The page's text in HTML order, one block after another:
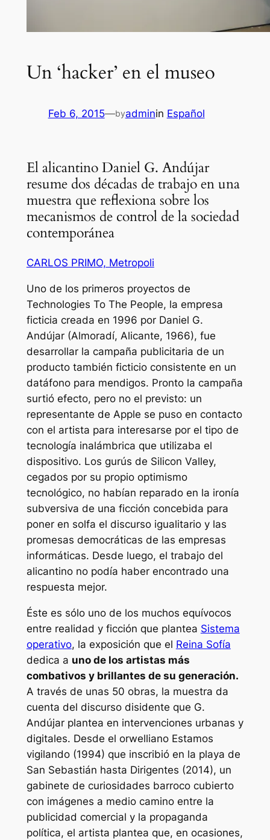
Un ‘hacker’ en el museo
Feb 6, 2015—byadminin Español
El alicantino Daniel G. Andújar
resume dos décadas de trabajo en una
muestra que reflexiona sobre los
mecanismos de control de la sociedad
contemporánea
CARLOS PRIMO, Metropoli
Uno de los primeros proyectos de
Technologies To The People, la empresa
ficticia creada en 1996 por Daniel G.
Andújar (Almoradí, Alicante, 1966), fue
desarrollar la campaña publicitaria de un
producto también ficticio consistente en un
datáfono para mendigos. Pronto la campaña
surtió efecto, pero no el previsto: un
representante de Apple se puso en contacto
con el artista para interesarse por el tipo de
tecnología inalámbrica que utilizaba el
dispositivo. Los gurús de Silicon Valley,
cegados por su propio optimismo
tecnológico, no habían reparado en la ironía
subversiva de una ficción concebida para
poner en solfa el discurso igualitario y las
promesas democráticas de las empresas
informáticas. Desde luego, el trabajo del
alicantino no podía haber encontrado una
respuesta mejor.
Éste es sólo uno de los muchos equívocos
entre realidad y ficción que plantea Sistema
operativo, la exposición que el Reina Sofía
dedica a uno de los artistas más
combativos y brillantes de su generación.
A través de unas 50 obras, la muestra da
cuenta del discurso disidente que G.
Andújar plantea en intervenciones urbanas y
digitales. Desde el orwelliano Estamos
vigilando(1994) que inscribió en la playa de
San Sebastián hasta Dirigentes (2014), un
gabinete de curiosidades barroco cubierto
con imágenes a medio camino entre la
publicidad comercial y la propaganda
política, el artista plantea que, en ocasiones,